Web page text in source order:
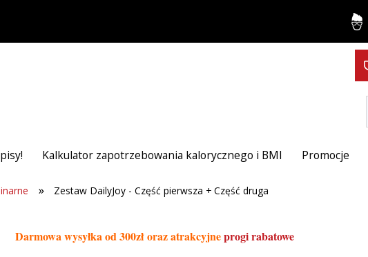
Kalkulator zapotrzebowania kalorycznego i BMI Promocje
» Zestaw DailyJoy - Część pierwsza + Część druga
Darmowa wysyłka od 300zł oraz atrakcyjneprogi rabatowe